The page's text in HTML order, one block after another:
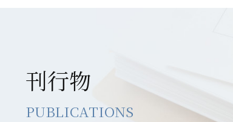
刊行物
PUBLICATIONS